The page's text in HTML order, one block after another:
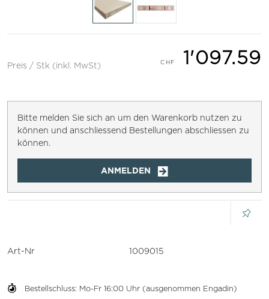
Preis / Stk (inkl. MwSt) 1'097.59
Bitte melden Sie sich an um den Warenkorb nutzen zu
können und anschliessend Bestellungen abschliessen zu
können.
ANMELDEN
Bestellschluss: Mo-Fr 16:00 Uhr (ausgenommen Engadin)
Art-Nr 1009015